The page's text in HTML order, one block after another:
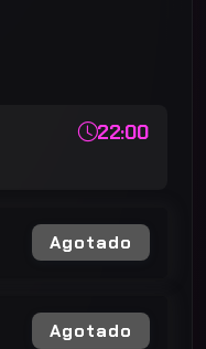
22:00
Agotado
Agotado